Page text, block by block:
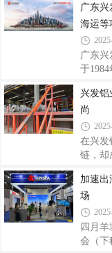
了坚实
团在兴
大生产
1984
不见经
创新、
具行
守，筑
六字核
节、过
代化
广东
海运等
广东兴
于
山（3
湖州基
在建设
《财富
业国有
到整个
一新，
兴发
尚
在兴发
链，却
从个体
不仅塑
全的坚
近貌）
杜绝送
加速
场
四月
会（下